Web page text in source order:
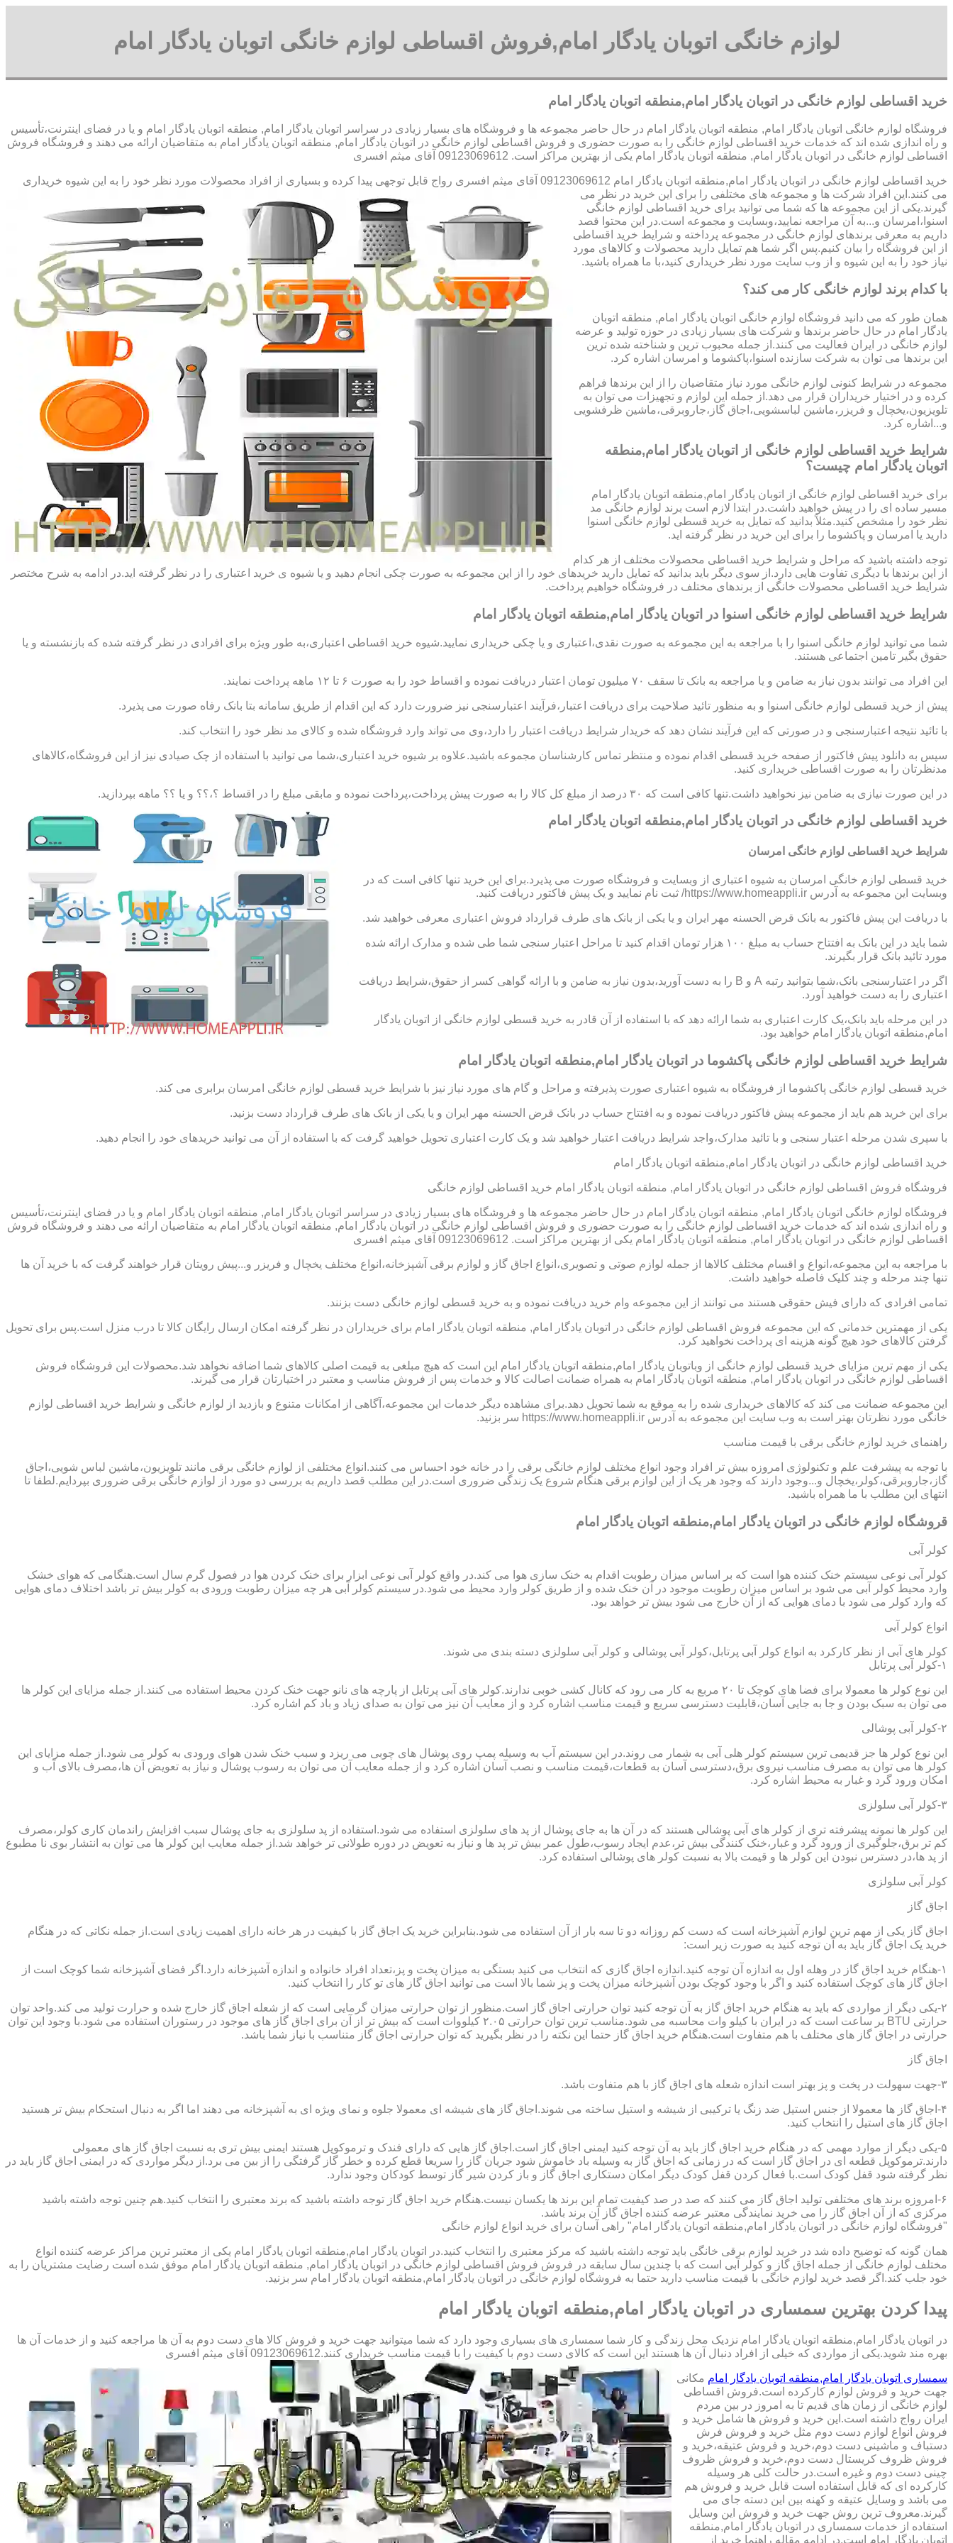
لوازم خانگی اتوبان یادگار امام,فروش اقساطی لوازم خانگی اتوبان یادگار امام
خرید اقساطی لوازم خانگی در اتوبان یادگار امام,منطقه اتوبان یادگار امام
فروشگاه لوازم خانگی اتوبان یادگار امام, منطقه اتوبان یادگار امام در حال حاضر مجموعه ها و فروشگاه های بسیار زیادی در سراسر اتوبان یادگار امام, منطقه اتوبان یادگار امام و یا در فضای اینترنت،تأسیس
و راه اندازی شده اند که خدمات خرید اقساطی لوازم خانگی را به صورت حضوری و فروش اقساطی لوازم خانگی در اتوبان یادگار امام, منطقه اتوبان یادگار امام به متقاضیان ارائه می دهند و فروشگاه فروش
اقساطی لوازم خانگی در اتوبان یادگار امام, منطقه اتوبان یادگار امام یکی از بهترین مراکز است. 09123069612 آقای میثم افسری
خرید اقساطی لوازم خانگی در اتوبان یادگار امام,منطقه اتوبان یادگار امام 09123069612 آقای میثم افسری
رواج قابل توجهی پیدا کرده و بسیاری از افراد محصولات مورد نظر خود را به این شیوه خریداری
می کنند.این افراد شرکت ها و مجموعه های مختلفی را برای این خرید در نظر می
گیرند.یکی از این مجموعه ها که شما می توانید برای خرید اقساطی لوازم خانگی
اسنوا،امرسان و...به آن مراجعه نمایید،وبسایت و مجموعه است.در این محتوا قصد
داریم به معرفی برندهای لوازم خانگی در مجموعه پرداخته و شرایط خرید اقساطی
از این فروشگاه را بیان کنیم.پس اگر شما هم تمایل دارید محصولات و کالاهای مورد
نیاز خود را به این شیوه و از وب سایت مورد نظر خریداری کنید،با ما همراه باشید.
با کدام برند لوازم خانگی کار می کند؟
همان طور که می دانید فروشگاه لوازم خانگی اتوبان یادگار امام, منطقه اتوبان
یادگار امام در حال حاضر برندها و شرکت های بسیار زیادی در حوزه تولید و عرضه
لوازم خانگی در ایران فعالیت می کنند.از جمله محبوب ترین و شناخته شده ترین
این برندها می توان به شرکت سازنده اسنوا،پاکشوما و امرسان اشاره کرد.
مجموعه در شرایط کنونی لوازم خانگی مورد نیاز متقاضیان را از این برندها فراهم
کرده و در اختیار خریداران قرار می دهد.از جمله این لوازم و تجهیزات می توان به
تلویزیون،یخچال و فریزر،ماشین لباسشویی،اجاق گاز،جاروبرقی،ماشین ظرفشویی
و...اشاره کرد.
شرایط خرید اقساطی لوازم خانگی از اتوبان یادگار امام,منطقه
اتوبان یادگار امام چیست؟
برای خرید اقساطی لوازم خانگی از اتوبان یادگار امام,منطقه اتوبان یادگار امام
مسیر ساده ای را در پیش خواهید داشت.در ابتدا لازم است برند لوازم خانگی مد
نظر خود را مشخص کنید.مثلاً بدانید که تمایل به خرید قسطی لوازم خانگی اسنوا
دارید یا امرسان و پاکشوما را برای این خرید در نظر گرفته اید.
توجه داشته باشید که مراحل و شرایط خرید اقساطی محصولات مختلف از هر کدام
از این برندها با دیگری تفاوت هایی دارد.از سوی دیگر باید بدانید که تمایل دارید خریدهای خود را از این مجموعه به صورت چکی انجام دهید و یا شیوه ی خرید اعتباری را در نظر گرفته اید.در ادامه به شرح مختصر
شرایط خرید اقساطی محصولات خانگی از برندهای مختلف در فروشگاه خواهیم پرداخت.
شرایط خرید اقساطی لوازم خانگی اسنوا در اتوبان یادگار امام,منطقه اتوبان یادگار امام
شما می توانید لوازم خانگی اسنوا را با مراجعه به این مجموعه به صورت نقدی،اعتباری و یا چکی خریداری نمایید.شیوه خرید اقساطی اعتباری،به طور ویژه برای افرادی در نظر گرفته شده که بازنشسته و یا
حقوق بگیر تامین اجتماعی هستند.
این افراد می توانند بدون نیاز به ضامن و یا مراجعه به بانک تا سقف ۷۰ میلیون تومان اعتبار دریافت نموده و اقساط خود را به صورت ۶ تا ۱۲ ماهه پرداخت نمایند.
پیش از خرید قسطی لوازم خانگی اسنوا و به منظور تائید صلاحیت برای دریافت اعتبار،فرآیند اعتبارسنجی نیز ضرورت دارد که این اقدام از طریق سامانه بتا بانک رفاه صورت می پذیرد.
با تائید نتیجه اعتبارسنجی و در صورتی که این فرآیند نشان دهد که خریدار شرایط دریافت اعتبار را دارد،وی می تواند وارد فروشگاه شده و کالای مد نظر خود را انتخاب کند.
سپس به دانلود پیش فاکتور از صفحه خرید قسطی اقدام نموده و منتظر تماس کارشناسان مجموعه باشید.علاوه بر شیوه خرید اعتباری،شما می توانید با استفاده از چک صیادی نیز از این فروشگاه،کالاهای
مدنظرتان را به صورت اقساطی خریداری کنید.
در این صورت نیازی به ضامن نیز نخواهید داشت.تنها کافی است که ۳۰ درصد از مبلغ کل کالا را به صورت پیش پرداخت،پرداخت نموده و مابقی مبلغ را در اقساط ؟،؟؟ و یا ؟؟ ماهه بپردازید.
خرید اقساطی لوازم خانگی در اتوبان یادگار امام,منطقه اتوبان یادگار امام
شرایط خرید اقساطی لوازم خانگی امرسان
خرید قسطی لوازم خانگی امرسان به شیوه اعتباری از وبسایت و فروشگاه صورت می پذیرد.برای این خرید تنها کافی است که در
وبسایت این مجموعه به آدرس https://www.homeappli.ir/ ثبت نام نمایید و یک پیش فاکتور دریافت کنید.
با دریافت این پیش فاکتور به بانک قرض الحسنه مهر ایران و یا یکی از بانک های طرف قرارداد فروش اعتباری معرفی خواهید شد.
شما باید در این بانک به افتتاح حساب به مبلغ ۱۰۰ هزار تومان اقدام کنید تا مراحل اعتبار سنجی شما طی شده و مدارک ارائه شده
مورد تائید بانک قرار بگیرند.
اگر در اعتبارسنجی بانک،شما بتوانید رتبه A و B را به دست آورید،بدون نیاز به ضامن و با ارائه گواهی کسر از حقوق،شرایط دریافت
اعتباری را به دست خواهید آورد.
در این مرحله باید بانک،یک کارت اعتباری به شما ارائه دهد که با استفاده از آن قادر به خرید قسطی لوازم خانگی از اتوبان یادگار
امام,منطقه اتوبان یادگار امام خواهید بود.
شرایط خرید اقساطی لوازم خانگی پاکشوما در اتوبان یادگار امام,منطقه اتوبان یادگار امام
خرید قسطی لوازم خانگی پاکشوما از فروشگاه به شیوه اعتباری صورت پذیرفته و مراحل و گام های مورد نیاز نیز با شرایط خرید قسطی لوازم خانگی امرسان برابری می کند.
برای این خرید هم باید از مجموعه پیش فاکتور دریافت نموده و به افتتاح حساب در بانک قرض الحسنه مهر ایران و یا یکی از بانک های طرف قرارداد دست بزنید.
با سپری شدن مرحله اعتبار سنجی و با تائید مدارک،واجد شرایط دریافت اعتبار خواهید شد و یک کارت اعتباری تحویل خواهید گرفت که با استفاده از آن می توانید خریدهای خود را انجام دهید.
خرید اقساطی لوازم خانگی در اتوبان یادگار امام,منطقه اتوبان یادگار امام
فروشگاه فروش اقساطی لوازم خانگی در اتوبان یادگار امام, منطقه اتوبان یادگار امام خرید اقساطی لوازم خانگی
فروشگاه لوازم خانگی اتوبان یادگار امام, منطقه اتوبان یادگار امام در حال حاضر مجموعه ها و فروشگاه های بسیار زیادی در سراسر اتوبان یادگار امام, منطقه اتوبان یادگار امام و یا در فضای اینترنت،تأسیس
و راه اندازی شده اند که خدمات خرید اقساطی لوازم خانگی را به صورت حضوری و فروش اقساطی لوازم خانگی در اتوبان یادگار امام, منطقه اتوبان یادگار امام به متقاضیان ارائه می دهند و فروشگاه فروش
اقساطی لوازم خانگی در اتوبان یادگار امام, منطقه اتوبان یادگار امام یکی از بهترین مراکز است. 09123069612 آقای میثم افسری
با مراجعه به این مجموعه،انواع و اقسام مختلف کالاها از جمله لوازم صوتی و تصویری،انواع اجاق گاز و لوازم برقی آشپزخانه،انواع مختلف یخچال و فریزر و...پیش رویتان قرار خواهند گرفت که با خرید آن ها
تنها چند مرحله و چند کلیک فاصله خواهید داشت.
تمامی افرادی که دارای فیش حقوقی هستند می توانند از این مجموعه وام خرید دریافت نموده و به خرید قسطی لوازم خانگی دست بزنند.
یکی از مهمترین خدماتی که این مجموعه فروش اقساطی لوازم خانگی در اتوبان یادگار امام, منطقه اتوبان یادگار امام برای خریداران در نظر گرفته امکان ارسال رایگان کالا تا درب منزل است.پس برای تحویل
گرفتن کالاهای خود هیچ گونه هزینه ای پرداخت نخواهید کرد.
یکی از مهم ترین مزایای خرید قسطی لوازم خانگی از وباتوبان یادگار امام,منطقه اتوبان یادگار امام این است که هیچ مبلغی به قیمت اصلی کالاهای شما اضافه نخواهد شد.محصولات این فروشگاه فروش
اقساطی لوازم خانگی در اتوبان یادگار امام, منطقه اتوبان یادگار امام به همراه ضمانت اصالت کالا و خدمات پس از فروش مناسب و معتبر در اختیارتان قرار می گیرند.
این مجموعه ضمانت می کند که کالاهای خریداری شده را به موقع به شما تحویل دهد.برای مشاهده دیگر خدمات این مجموعه،آگاهی از امکانات متنوع و بازدید از لوازم خانگی و شرایط خرید اقساطی لوازم
خانگی مورد نظرتان بهتر است به وب سایت این مجموعه به آدرس https://www.homeappli.ir سر بزنید.
راهنمای خرید لوازم خانگی برقی با قیمت مناسب
با توجه به پیشرفت علم و تکنولوژی امروزه بیش تر افراد وجود انواع مختلف لوازم خانگی برقی را در خانه خود احساس می کنند.انواع مختلفی از لوازم خانگی برقی مانند تلویزیون،ماشین لباس شویی،اجاق
گاز،جاروبرقی،کولر،یخچال و...وجود دارند که وجود هر یک از این لوازم برقی هنگام شروع یک زندگی ضروری است.در این مطلب قصد داریم به بررسی دو مورد از لوازم خانگی برقی ضروری بپردایم.لطفا تا
انتهای این مطلب با ما همراه باشید.
قروشگاه لوازم خانگی در اتوبان یادگار امام,منطقه اتوبان یادگار امام
کولر آبی
کولر آبی نوعی سیستم خنک کننده هوا است که بر اساس میزان رطوبت اقدام به خنک سازی هوا می کند.در واقع کولر آبی نوعی ابزار برای خنک کردن هوا در فصول گرم سال است.هنگامی که هوای خشک
وارد محیط کولر آبی می شود بر اساس میزان رطوبت موجود در آن خنک شده و از طریق کولر وارد محیط می شود.در سیستم کولر آبی هر چه میزان رطوبت ورودی به کولر بیش تر باشد اختلاف دمای هوایی
که وارد کولر می شود با دمای هوایی که از آن خارج می شود بیش تر خواهد بود.
انواع کولر آبی
کولر های آبی از نظر کارکرد به انواع کولر آبی پرتابل،کولر آبی پوشالی و کولر آبی سلولزی دسته بندی می شوند.
۱-کولر آبی پرتابل
این نوع کولر ها معمولا برای فضا های کوچک تا ۲۰ مربع به کار می رود که کانال کشی خوبی ندارند.کولر های آبی پرتابل از پارچه های نانو جهت خنک کردن محیط استفاده می کنند.از جمله مزایای این کولر ها
می توان به سبک بودن و جا به جایی آسان،قابلیت دسترسی سریع و قیمت مناسب اشاره کرد و از معایب آن نیز می توان به صدای زیاد و باد کم اشاره کرد.
۲-کولر آبی پوشالی
این نوع کولر ها جز قدیمی ترین سیستم کولر هلی آبی به شمار می روند.در این سیستم آب به وسیله پمپ روی پوشال های چوبی می ریزد و سبب خنک شدن هوای ورودی به کولر می شود.از جمله مزایای این
کولر ها می توان به مصرف مناسب نیروی برق،دسترسی آسان به قطعات،قیمت مناسب و نصب آسان اشاره کرد و از جمله معایب آن می توان به رسوب پوشال و نیاز به تعویض آن ها،مصرف بالای آب و
امکان ورود گرد و غبار به محیط اشاره کرد.
۳-کولر آبی سلولزی
این کولر ها نمونه پیشرفته تری از کولر های آبی پوشالی هستند که در آن ها به جای پوشال از پد های سلولزی استفاده می شود.استفاده از پد سلولزی به جای پوشال سبب افزایش راندمان کاری کولر،مصرف
کم تر برق،جلوگیری از ورود گرد و غبار،خنک کنندگی بیش تر،عدم ایجاد رسوب،طول عمر بیش تر پد ها و نیاز به تعویض در دوره طولانی تر خواهد شد.از جمله معایب این کولر ها می توان به انتشار بوی نا مطبوع
از پد ها،در دسترس نبودن این کولر ها و قیمت بالا به نسبت کولر های پوشالی استفاده کرد.
کولر آبی سلولزی
اجاق گاز
اجاق گاز یکی از مهم ترین لوازم آشپزخانه است که دست کم روزانه دو تا سه بار از آن استفاده می شود.بنابراین خرید یک اجاق گاز با کیفیت در هر خانه دارای اهمیت زیادی است.از جمله نکاتی که در هنگام
خرید یک اجاق گاز باید به آن توجه کنید به صورت زیر است:
۱-هنگام خرید اجاق گاز در وهله اول به اندازه آن توجه کنید.اندازه اجاق گازی که انتخاب می کنید بستگی به میزان پخت و پز،تعداد افراد خانواده و اندازه آشپزخانه دارد.اگر فضای آشپزخانه شما کوچک است از
اجاق گاز های کوچک استفاده کنید و اگر با وجود کوچک بودن آشپزخانه میزان پخت و پز شما بالا است می توانید اجاق گاز های تو کار را انتخاب کنید.
۲-یکی دیگر از مواردی که باید به هنگام خرید اجاق گاز به آن توجه کنید توان حرارتی اجاق گاز است.منظور از توان حرارتی میزان گرمایی است که از شعله اجاق گاز خارج شده و حرارت تولید می کند.واحد توان
حرارتی BTU بر ساعت است که در ایران با کیلو وات محاسبه می شود.مناسب ترین توان حرارتی ۲.۰۵ کیلووات است که بیش تر از آن برای اجاق گاز های موجود در رستوران استفاده می شود.با وجود این توان
حرارتی در اجاق گاز های مختلف با هم متفاوت است.هنگام خرید اجاق گاز حتما این نکته را در نظر بگیرید که توان حرارتی اجاق گاز متناسب با نیاز شما باشد.
اجاق گاز
۳-جهت سهولت در پخت و پز بهتر است اندازه شعله های اجاق گاز با هم متفاوت باشد.
۴-اجاق گاز ها معمولا از جنس استیل ضد زنگ یا ترکیبی از شیشه و استیل ساخته می شوند.اجاق گاز های شیشه ای معمولا جلوه و نمای ویژه ای به آشپزخانه می دهند اما اگر به دنبال استحکام بیش تر هستید
اجاق گاز های استیل را انتخاب کنید.
۵-یکی دیگر از موارد مهمی که در هنگام خرید اجاق گاز باید به آن توجه کنید ایمنی اجاق گاز است.اجاق گاز هایی که دارای فندک و ترموکوپل هستند ایمنی بیش تری به نسبت اجاق گاز های معمولی
دارند.ترموکوپل قطعه ای در اجاق گاز است که در زمانی که اجاق گاز به وسیله باد خاموش شود جریان گاز را سریعا قطع کرده و خطر گاز گرفتگی را از بین می برد.از دیگر مواردی که در ایمنی اجاق گاز باید در
نظر گرفته شود قفل کودک است.با فعال کردن قفل کودک دیگر امکان دستکاری اجاق گاز و باز کردن شیر گاز توسط کودکان وجود ندارد.
۶-امروزه برند های مختلفی تولید اجاق گاز می کنند که صد در صد کیفیت تمام این برند ها یکسان نیست.هنگام خرید اجاق گاز توجه داشته باشید که برند معتبری را انتخاب کنید.هم چنین توجه داشته باشید
مرکزی که از آن اجاق گاز را می خرید نمایندگی معتبر عرضه کننده اجاق گاز آن برند باشد.
"فروشگاه لوازم خانگی در اتوبان یادگار امام,منطقه اتوبان یادگار امام" راهی آسان برای خرید انواع لوازم خانگی
همان گونه که توضیح داده شد در خرید لوازم برقی خانگی باید توجه داشته باشید که مرکز معتبری را انتخاب کنید.در اتوبان یادگار امام,منطقه اتوبان یادگار امام یکی از معتبر ترین مراکز عرضه کننده انواع
مختلف لوازم خانگی از جمله اجاق گاز و کولر آبی است که با چندین سال سابقه در فروش فروش اقساطی لوازم خانگی در اتوبان یادگار امام, منطقه اتوبان یادگار امام موفق شده است رضایت مشتریان را به
خود جلب کند.اگر قصد خرید لوازم خانگی با قیمت مناسب دارید حتما به فروشگاه لوازم خانگی در اتوبان یادگار امام,منطقه اتوبان یادگار امام سر بزنید.
پیدا کردن بهترین سمساری در اتوبان یادگار امام,منطقه اتوبان یادگار امام
در اتوبان یادگار امام,منطقه اتوبان یادگار امام نزدیک محل زندگی و کار شما سمساری های بسیاری وجود دارد که شما میتوانید جهت خرید و فروش کالا های دست دوم به آن ها مراجعه کنید و از خدمات آن ها
بهره مند شوید.یکی از مواردی که خیلی از افراد دنبال آن ها هستند این است که کالای دست دوم با کیفیت را با قیمت مناسب خریداری کنند.09123069612 آقای میثم افسری
سمساری اتوبان یادگار امام,منطقه اتوبان یادگار امام مکانی
جهت خرید و فروش لوازم کارکرده است.فروش اقساطی
لوازم خانگی از زمان های قدیم تا به امروز در بین مردم
ایران رواج داشته است.این خرید و فروش ها شامل خرید و
فروش انواع لوازم دست دوم مثل خرید و فروش فرش
دستباف و ماشینی دست دوم،خرید و فروش عتیقه،خرید و
فروش ظروف کریستال دست دوم،خرید و فروش ظروف
چینی دست دوم و غیره است.در حالت کلی هر وسیله
کارکرده ای که قابل استفاده است قابل خرید و فروش هم
می باشد و وسایل عتیقه و کهنه بین این دسته جای می
گیرند.معروف ترین روش جهت خرید و فروش این وسایل
استفاده از خدمات سمساری در اتوبان یادگار امام,منطقه
اتوبان یادگار امام است.در ادامه مقاله راهنما خرید از